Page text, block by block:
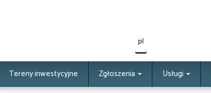
pl
Tereny inwestycyjne Zgłoszenia Usługi